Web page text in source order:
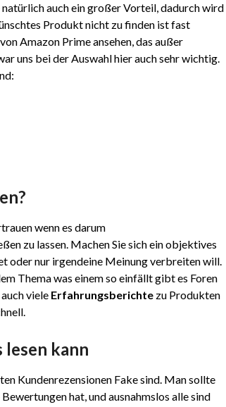
auch ein großer Vorteil, dadurch wird
Produkt nicht zu finden ist fast
Amazon Prime ansehen, das außer
uns bei der Auswahl hier auch sehr wichtig.
wenn es darum
zu lassen. Machen Sie sich ein objektives
oder nur irgendeine Meinung verbreiten will.
Thema was einem so einfällt gibt es Foren
viele Erfahrungsberichte zu Produkten
lesen kann
Kundenrezensionen Fake sind. Man sollte
hat, und ausnahmslos alle sind